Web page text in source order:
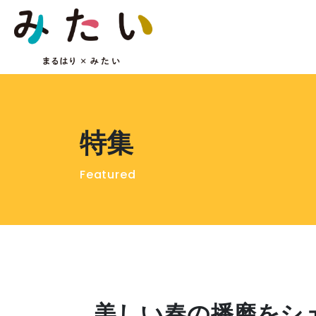
特集
Featured